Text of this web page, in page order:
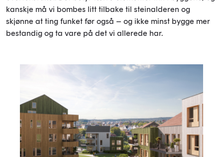
kanskje må vi bombes litt tilbake til steinalderen og
skjønne at ting funket før også – og ikke minst bygge mer
bestandig og ta vare på det vi allerede har.